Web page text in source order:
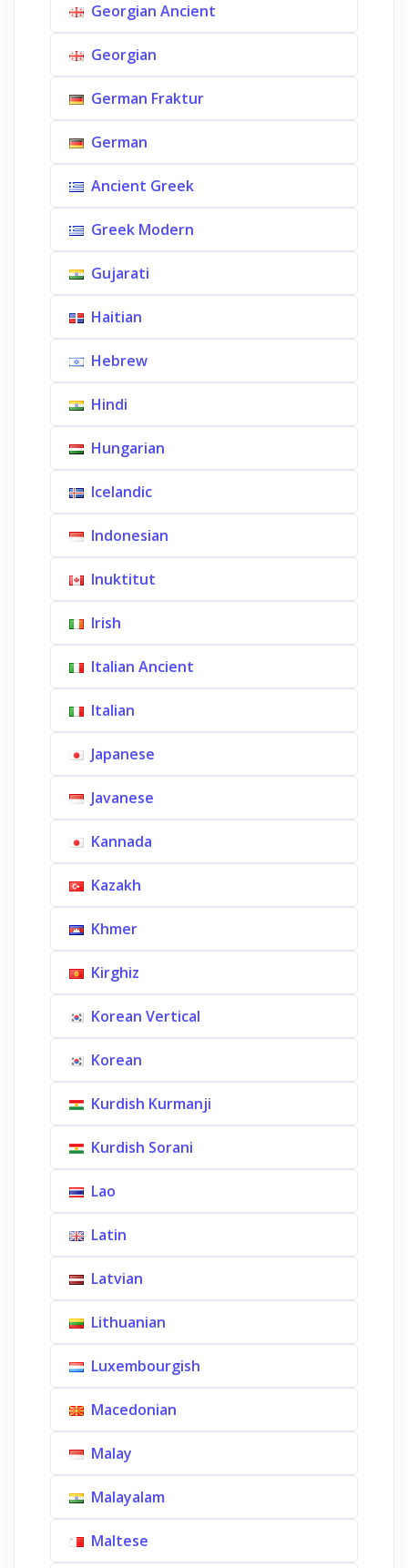
Georgian Ancient
Georgian
German Fraktur
German
Ancient Greek
Greek Modern
Gujarati
Haitian
Hebrew
Hindi
Hungarian
Icelandic
Indonesian
Inuktitut
Irish
Italian Ancient
Italian
Japanese
Javanese
Kannada
Kazakh
Khmer
Kirghiz
Korean Vertical
Korean
Kurdish Kurmanji
Kurdish Sorani
Lao
Latin
Latvian
Lithuanian
Luxembourgish
Macedonian
Malay
Malayalam
Maltese